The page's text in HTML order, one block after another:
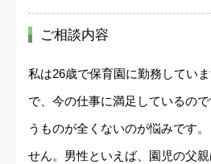
ご相談内容
私は26歳で保育園に勤務してい
で、今の仕事に満足しているの
うものが全くないのが悩みです
せん。男性といえば、園児の父